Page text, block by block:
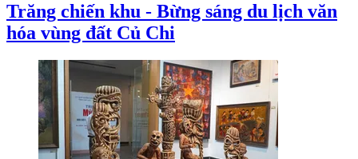
Trăng chiến khu - Bừng sáng du lịch văn
hóa vùng đất Củ Chi